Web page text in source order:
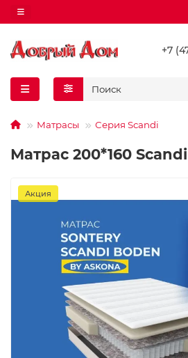
+7
Матрасы Серия Scandi
Матрас 200*160
Акция